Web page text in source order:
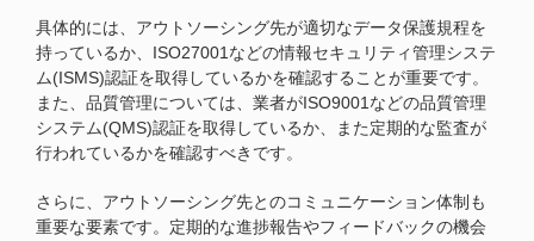
具体的には、アウトソーシング先が適切なデータ保護規程を
持っているか、ISO27001などの情報セキュリティ管理システ
ム(ISMS)認証を取得しているかを確認することが重要です。
また、品質管理については、業者がISO9001などの品質管理
システム(QMS)認証を取得しているか、また定期的な監査が
行われているかを確認すべきです。
さらに、アウトソーシング先とのコミュニケーション体制も
重要な要素です。定期的な進捗報告やフィードバックの機会